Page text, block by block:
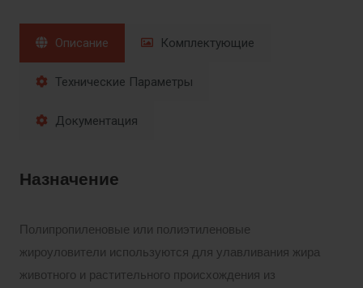
Описание Комплектующие
Технические Параметры
Документация
Назначение
Полипропиленовые или полиэтиленовые
жироуловители используются для улавливания жира
животного и растительного происхождения из